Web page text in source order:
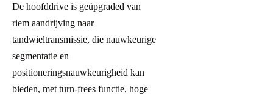
De hoofddrive is geüpgraded van
riem aandrijving naar
tandwieltransmissie, die nauwkeurige
segmentatie en
positioneringsnauwkeurigheid kan
bieden, met turn-frees functie, hoge